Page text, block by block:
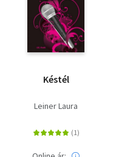
Késtél
Leiner Laura